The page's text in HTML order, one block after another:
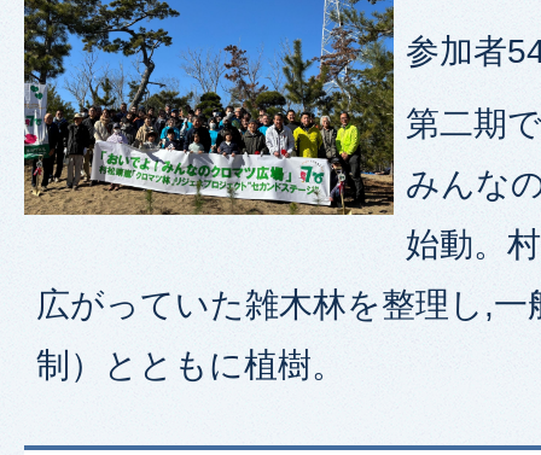
参加者
第二期
みんな
始動。
広がっていた雑木林を整理し,一
制）とともに植樹。